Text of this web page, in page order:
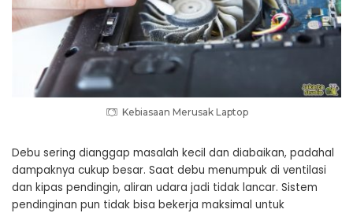
Kebiasaan Merusak Laptop
Debu sering dianggap masalah kecil dan diabaikan, padahal
dampaknya cukup besar. Saat debu menumpuk di ventilasi
dan kipas pendingin, aliran udara jadi tidak lancar. Sistem
pendinginan pun tidak bisa bekerja maksimal untuk